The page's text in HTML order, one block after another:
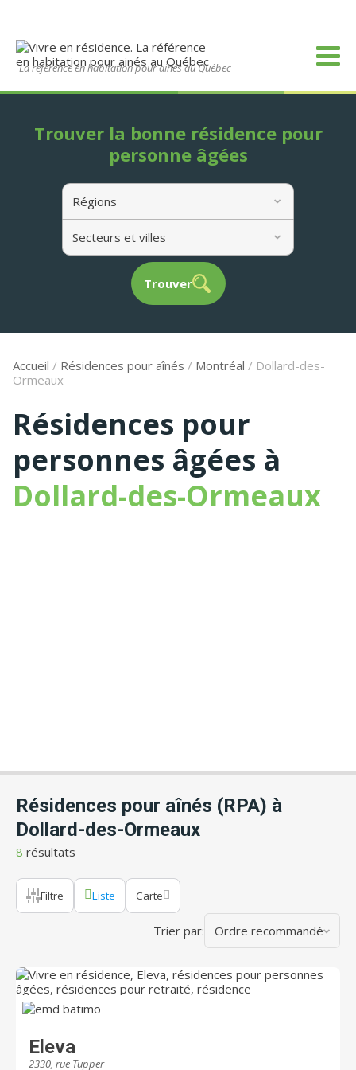
La référence en habitation pour ainés au Québec
Régions
Secteurs et villes
Trouver
Trouver la bonne résidence pour
personne âgées
Accueil / Résidences pour aînés / Montréal / Dollard-des-
Ormeaux
Résidences pour
personnes âgées à
Dollard-des-Ormeaux
Résidences pour aînés (RPA) à
Dollard-des-Ormeaux
8 résultats
Filtre Liste Carte
Trier par: Ordre recommandé
Eleva
2330, rue Tupper